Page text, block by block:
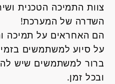
צוות התמיכה הטכנית
השדרה של המערכת!
הם האחראים על תמיכה
ברור למשתמשים שיש
ובכל זמן.